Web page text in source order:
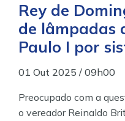
Rey de
de lâmpadas
Paulo I por
01 Out 2025 / 09h00
Preocupado com a
o vereador Reinaldo